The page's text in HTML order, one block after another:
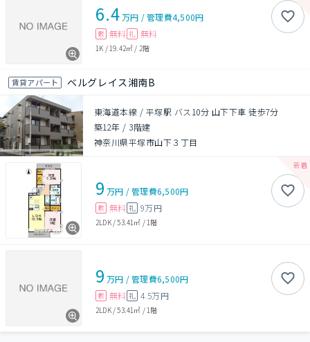
6.4万円 /管理費4,500円
敷 無料 礼 無料
1K / 19.42㎡ / 2階
賃貸アパート ベルグレイス湘南B
東海道本線 / 平塚駅 バス10分 山下下車 徒歩7分
築12年 / 3階建
神奈川県平塚市山下３丁目
9 万円 /管理費6,500円
敷 無料 礼 9万円
2LDK/53.41㎡ / 1階
9 万円 /管理費6,500円
敷 無料 礼 4.5万円
2LDK/53.41㎡ / 1階